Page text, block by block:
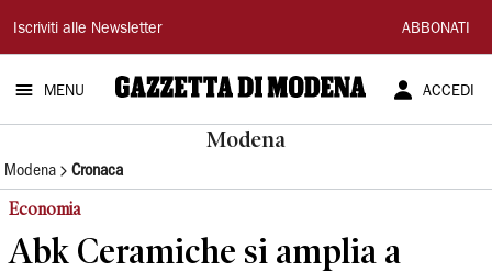
Gazzetta
di
Modena
Iscriviti alle Newsletter ABBONATI
MENU ACCEDI
Modena
Modena Cronaca
Economia
Abk Ceramiche si amplia a